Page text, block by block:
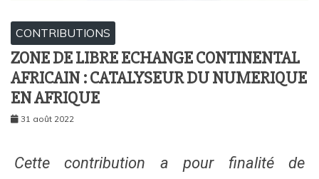
CONTRIBUTIONS
ZONE DE LIBRE ECHANGE CONTINENTAL
AFRICAIN : CATALYSEUR DU NUMERIQUE
EN AFRIQUE
31 août 2022
Cette contribution a pour finalité de